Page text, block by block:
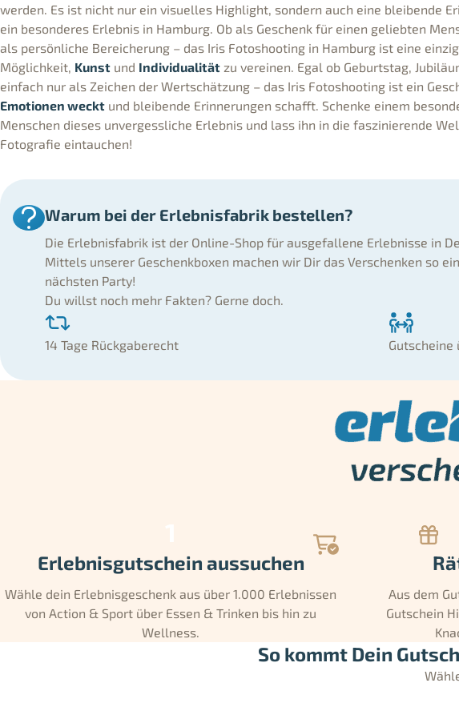
werden. Es ist nicht nur ein visuelles Highlight, sondern auch eine bleibende
ein besonderes Erlebnis in Hamburg. Ob als Geschenk für einen geliebten
als persönliche Bereicherung – das Iris Fotoshooting in Hamburg ist eine
Möglichkeit, Kunst und Individualität zu vereinen. Egal ob Geburtstag,
einfach nur als Zeichen der Wertschätzung – das Iris Fotoshooting ist ein
Emotionen weckt und bleibende Erinnerungen schafft. Schenke einem
Menschen dieses unvergessliche Erlebnis und lass ihn in die faszinierende
Fotografie eintauchen!
Warum bei der Erlebnisfabrik bestellen?
Die Erlebnisfabrik ist der Online-Shop für ausgefallene Erlebnisse in
Mittels unserer Geschenkboxen machen wir Dir das Verschenken so
nächsten Party!
Du willst noch mehr Fakten? Gerne doch.
14 Tage Rückgaberecht
Erlebnisgutschein aussuchen
Wähle dein Erlebnisgeschenk aus über 1.000 Erlebnissen
von Action & Sport über Essen & Trinken bis hin zu
Wellness.
Aus dem
Gutschein
So kommt Dein